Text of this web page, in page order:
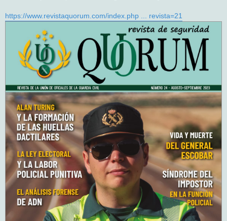
https://www.revistaquorum.com/index.php ... revista=21